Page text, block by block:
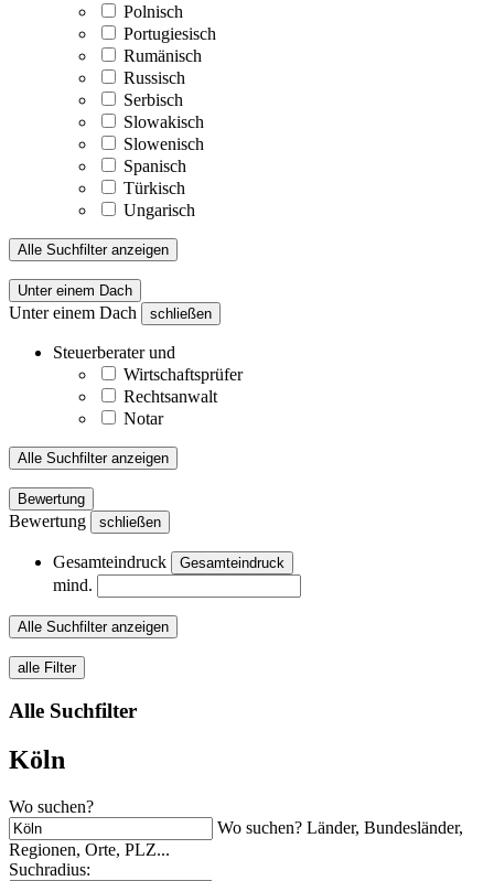
Polnisch
Portugiesisch
Rumänisch
Russisch
Serbisch
Slowakisch
Slowenisch
Spanisch
Türkisch
Ungarisch
Alle Suchfilter anzeigen
Unter einem Dach
Unter einem Dach schließen
Steuerberater und
Wirtschaftsprüfer
Rechtsanwalt
Notar
Alle Suchfilter anzeigen
Bewertung
Bewertung schließen
Gesamteindruck Gesamteindruck
mind.
Alle Suchfilter anzeigen
alle Filter
Alle Suchfilter
Köln
Wo suchen?
Wo suchen? Länder, Bundesländer,
Regionen, Orte, PLZ...
Suchradius: